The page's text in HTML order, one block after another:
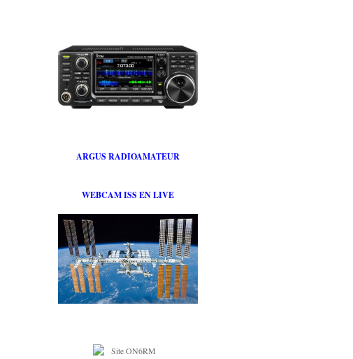
ARGUS RADIOAMATEUR
WEBCAM ISS EN LIVE